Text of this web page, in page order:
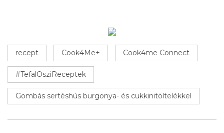
recept Cook4Me+ Cook4me Connect
#TefalOsziReceptek
Gombás sertéshús burgonya- és cukkinitöltelékkel